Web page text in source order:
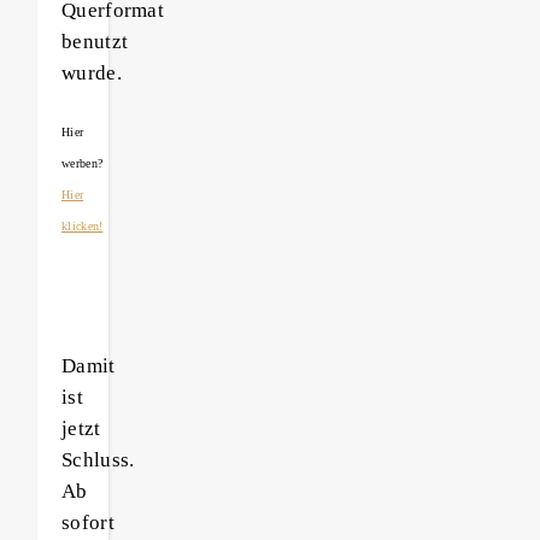
Querformat
benutzt
wurde.
Hier
werben?
Hier
klicken!
Damit
ist
jetzt
Schluss.
Ab
sofort